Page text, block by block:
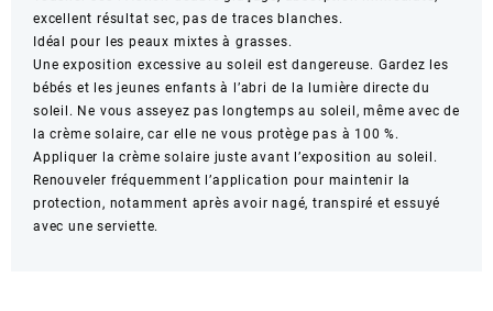
excellent résultat sec, pas de traces blanches.
Idéal pour les peaux mixtes à grasses.
Une exposition excessive au soleil est dangereuse. Gardez les
bébés et les jeunes enfants à l’abri de la lumière directe du
soleil. Ne vous asseyez pas longtemps au soleil, même avec de
la crème solaire, car elle ne vous protège pas à 100 %.
Appliquer la crème solaire juste avant l’exposition au soleil.
Renouveler fréquemment l’application pour maintenir la
protection, notamment après avoir nagé, transpiré et essuyé
avec une serviette.